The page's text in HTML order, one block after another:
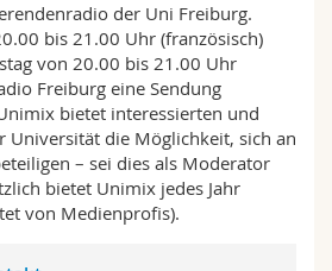
der Uni Freiburg.
bis 21.00 Uhr (französisch)
von 20.00 bis 21.00 Uhr
Freiburg eine Sendung
bietet interessierten und
Universität die Möglichkeit, sich an
– sei dies als Moderator
bietet Unimix jedes Jahr
von Medienprofis).